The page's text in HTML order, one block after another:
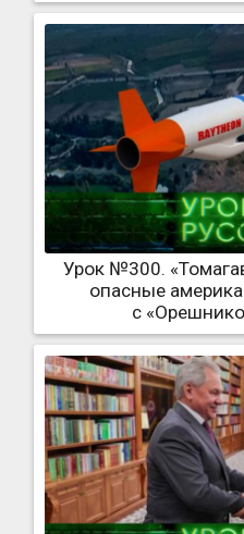
Урок №300.
опасные
с